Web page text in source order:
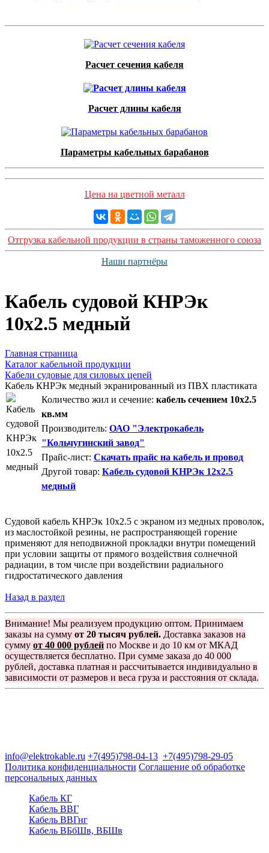
Расчет сечения кабеля
Расчет длины кабеля
Параметры кабельных барабанов
Цена на цветной металл
Отгрузка кабельной продукции в страны таможенного союза
Наши партнёры
Кабель судовой КНРЭк
10x2.5 медный
Главная страница
Каталог кабельной продукции
Кабели судовые для силовых цепей
Кабель КНРЭк медный экранированный из ПВХ пластиката
Количество жил и сечение: кабель сечением 10x2.5
кв.мм
Производитель: ОАО "Электрокабель
"Кольчугинский завод"
Прайс-лист: Скачать прайс на кабель и провод
Другой товар: Кабель судовой КНРЭк 12x2.5
медный
Судовой кабель КНРЭк 10x2.5 с экраном из медных проволок,
из маслостойкой резины, не распространяющей горение
применяют для неподвижной прокладки внутри помещений
при условии защиты от прямого воздействия солнечной
радиации, в том числе при воздействии радиального
гидростатического давления
Назад в раздел
Внимание! Мы реализуем продукцию оптом. Принимаем
заказы на сумму от 20 тысяч рублей. Доставка заказов на
сумму от 40 000 рублей по Москве и до 10 км от МКАД
осуществляется бесплатно. При сумме заказа до 40 000
рублей, доставка платная и рассчитывается индивидуально в
зависимости от размеров и веса груза и расстояния от склада.
info@elektrokable.ru +7(495)798-04-13 +7(495)798-29-05
Политика конфиденциальности Соглашение об обработке
персональных данных
Кабель КГ
Кабель ВВГ
Кабель ВВГнг
Кабель ВБбШв, ВБШв